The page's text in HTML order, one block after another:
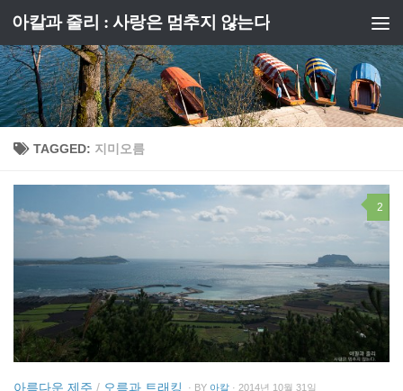
Skip to content
아칼과 줄리 : 사랑은 멈추지 않는다
TAGGED: 지미오름
2
아름다운 제주 / 오름과 트래킹 · BY 아칼 · 2014년 10월 31일